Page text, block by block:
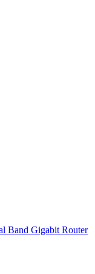
Band Gigabit Router